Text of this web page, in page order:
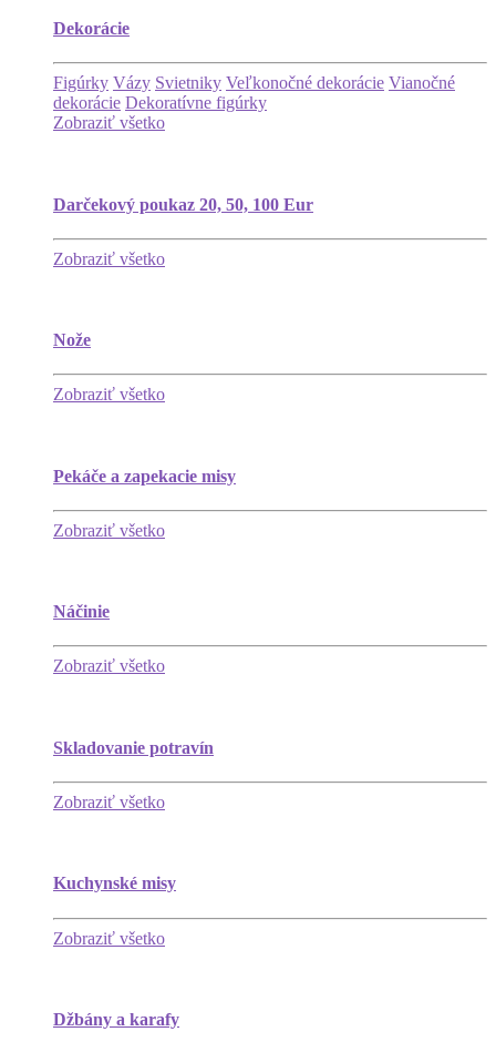
Dekorácie
Figúrky Vázy Svietniky Veľkonočné dekorácie Vianočné
dekorácie Dekoratívne figúrky
Zobraziť všetko
Darčekový poukaz 20, 50, 100 Eur
Zobraziť všetko
Nože
Zobraziť všetko
Pekáče a zapekacie misy
Zobraziť všetko
Náčinie
Zobraziť všetko
Skladovanie potravín
Zobraziť všetko
Kuchynské misy
Zobraziť všetko
Džbány a karafy